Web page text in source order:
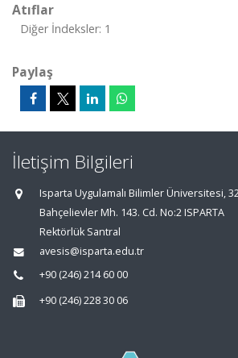
Atıflar
Diğer İndeksler: 1
Paylaş
İletişim Bilgileri
Isparta Uygulamalı Bilimler Üniversitesi,
Bahçelievler Mh. 143. Cd. No:2 ISPARTA
Rektörlük Santral
avesis@isparta.edu.tr
+90 (246) 214 60 00
+90 (246) 228 30 06